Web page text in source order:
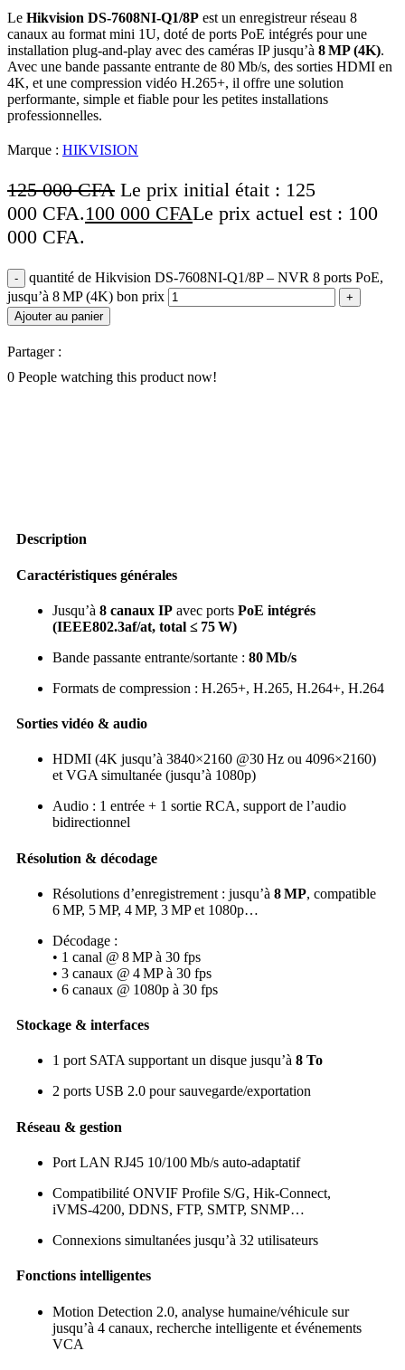
Le Hikvision DS‑7608NI‑Q1/8P est un enregistreur réseau 8
canaux au format mini 1U, doté de ports PoE intégrés pour une
installation plug‑and‑play avec des caméras IP jusqu’à 8 MP (4K).
Avec une bande passante entrante de 80 Mb/s, des sorties HDMI en
4K, et une compression vidéo H.265+, il offre une solution
performante, simple et fiable pour les petites installations
professionnelles.
Marque : HIKVISION
125 000CFA Le prix initial était : 125
000 CFA.100 000 CFALe prix actuel est : 100
000 CFA.
quantité de Hikvision DS‑7608NI‑Q1/8P – NVR 8 ports PoE,
jusqu’à 8 MP (4K) bon prix
Ajouter au panier
Partager :
0 People watching this product now!
Description
Caractéristiques générales
Jusqu’à 8 canaux IP avec ports PoE intégrés
(IEEE802.3af/at, total ≤ 75 W)
Bande passante entrante/sortante : 80 Mb/s
Formats de compression : H.265+, H.265, H.264+, H.264
Sorties vidéo & audio
HDMI (4K jusqu’à 3840×2160 @30 Hz ou 4096×2160)
et VGA simultanée (jusqu’à 1080p)
Audio : 1 entrée + 1 sortie RCA, support de l’audio
bidirectionnel
Résolution & décodage
Résolutions d’enregistrement : jusqu’à 8 MP, compatible
6 MP, 5 MP, 4 MP, 3 MP et 1080p…
Décodage :
• 1 canal @ 8 MP à 30 fps
• 3 canaux @ 4 MP à 30 fps
• 6 canaux @ 1080p à 30 fps
Stockage & interfaces
1 port SATA supportant un disque jusqu’à 8 To
2 ports USB 2.0 pour sauvegarde/exportation
Réseau & gestion
Port LAN RJ45 10/100 Mb/s auto‑adaptatif
Compatibilité ONVIF Profile S/G, Hik‑Connect,
iVMS‑4200, DDNS, FTP, SMTP, SNMP…
Connexions simultanées jusqu’à 32 utilisateurs
Fonctions intelligentes
Motion Detection 2.0, analyse humaine/véhicule sur
jusqu’à 4 canaux, recherche intelligente et événements
VCA